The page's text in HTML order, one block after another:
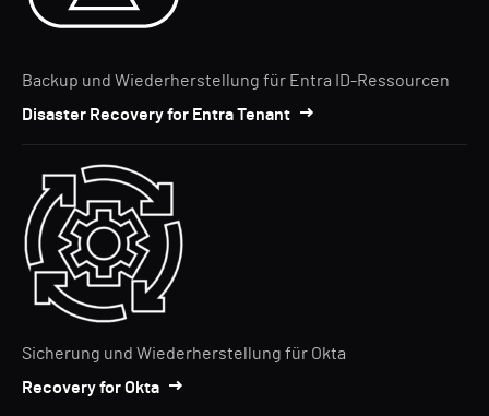
Backup und Wiederherstellung für Entra ID-Ressourcen
Disaster Recovery for Entra Tenant
Sicherung und Wiederherstellung für Okta
Recovery for Okta